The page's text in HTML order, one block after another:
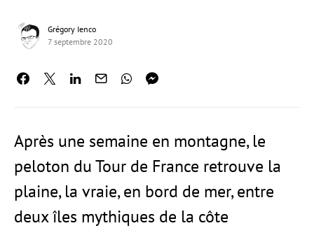
Grégory Ienco
7 septembre 2020
Après une semaine en montagne, le
peloton du Tour de France retrouve la
plaine, la vraie, en bord de mer, entre
deux îles mythiques de la côte